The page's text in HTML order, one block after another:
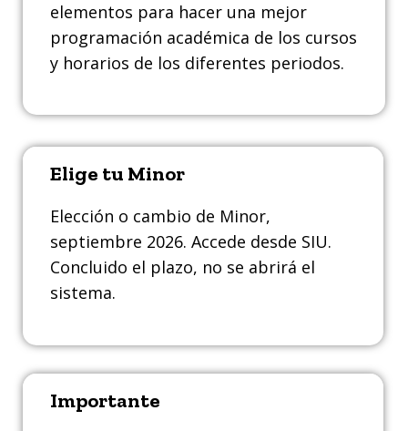
elementos para hacer una mejor
programación académica de los cursos
y horarios de los diferentes periodos.
Elige tu Minor
Elección o cambio de Minor,
septiembre 2026. Accede desde SIU.
Concluido el plazo, no se abrirá el
sistema.
Importante